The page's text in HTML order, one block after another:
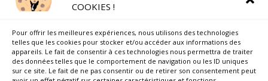
COOKIES !
Pour offrir les meilleures expériences, nous utilisons des technologies
telles que les cookies pour stocker et/ou accéder aux informations des
appareils. Le fait de consentir à ces technologies nous permettra de traiter
des données telles que le comportement de navigation ou les ID uniques
sur ce site. Le fait de ne pas consentir ou de retirer son consentement peut
Notre Histoire
On parle de nous
Recrutement